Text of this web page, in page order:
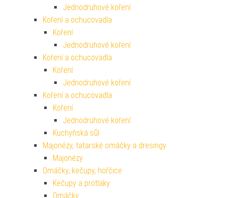
Jednodruhové koření
Koření a ochucovadla
Koření
Jednodruhové koření
Koření a ochucovadla
Koření
Jednodruhové koření
Koření a ochucovadla
Koření
Jednodruhové koření
Kuchyňská sůl
Majonézy, tatarské omáčky a dresingy
Majonézy
Omáčky, kečupy, hořčice
Kečupy a protlaky
Omáčky